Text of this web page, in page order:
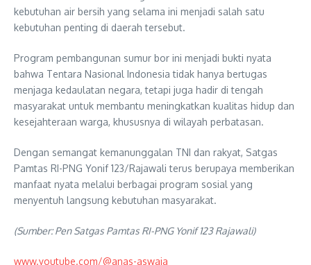
kebutuhan air bersih yang selama ini menjadi salah satu
kebutuhan penting di daerah tersebut.
Program pembangunan sumur bor ini menjadi bukti nyata
bahwa Tentara Nasional Indonesia tidak hanya bertugas
menjaga kedaulatan negara, tetapi juga hadir di tengah
masyarakat untuk membantu meningkatkan kualitas hidup dan
kesejahteraan warga, khususnya di wilayah perbatasan.
Dengan semangat kemanunggalan TNI dan rakyat, Satgas
Pamtas RI-PNG Yonif 123/Rajawali terus berupaya memberikan
manfaat nyata melalui berbagai program sosial yang
menyentuh langsung kebutuhan masyarakat.
(Sumber: Pen Satgas Pamtas RI-PNG Yonif 123 Rajawali)
www.youtube.com/@anas-aswaja